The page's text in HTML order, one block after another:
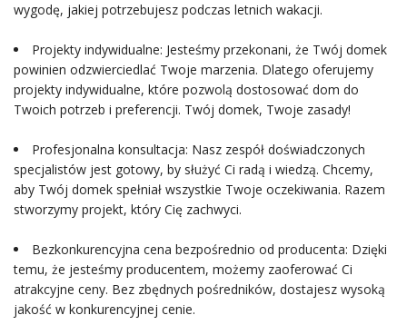
wygodę, jakiej potrzebujesz podczas letnich wakacji.
Projekty indywidualne: Jesteśmy przekonani, że Twój domek
powinien odzwierciedlać Twoje marzenia. Dlatego oferujemy
projekty indywidualne, które pozwolą dostosować dom do
Twoich potrzeb i preferencji. Twój domek, Twoje zasady!
Profesjonalna konsultacja: Nasz zespół doświadczonych
specjalistów jest gotowy, by służyć Ci radą i wiedzą. Chcemy,
aby Twój domek spełniał wszystkie Twoje oczekiwania. Razem
stworzymy projekt, który Cię zachwyci.
Bezkonkurencyjna cena bezpośrednio od producenta: Dzięki
temu, że jesteśmy producentem, możemy zaoferować Ci
atrakcyjne ceny. Bez zbędnych pośredników, dostajesz wysoką
jakość w konkurencyjnej cenie.